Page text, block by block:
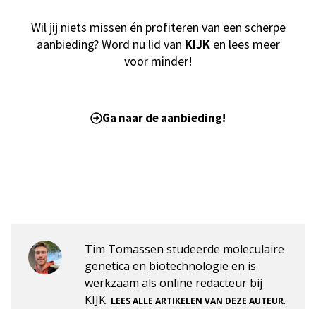
Wil jij niets missen én profiteren van een scherpe
aanbieding? Word nu lid van KIJKen lees meer
voor minder!
Ga naar de aanbieding!
Tim Tomassen studeerde moleculaire
genetica en biotechnologie en is
werkzaam als online redacteur bij
KIJK. LEES ALLE ARTIKELEN VAN DEZE AUTEUR.